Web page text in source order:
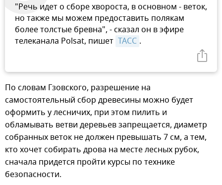
"Речь идет о сборе хвороста, в основном - веток,
но также мы можем предоставить полякам
более толстые бревна", - сказал он в эфире
телеканала Polsat, пишет ТАСС .
По словам Гзовского, разрешение на
самостоятельный сбор древесины можно будет
оформить у лесничих, при этом пилить и
обламывать ветви деревьев запрещается, диаметр
собранных веток не должен превышать 7 см, а тем,
кто хочет собирать дрова на месте лесных рубок,
сначала придется пройти курсы по технике
безопасности.